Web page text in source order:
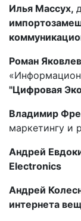
Илья Массух,
Роман
"Цифровая
Владимир
маркетингу и
Андрей
Electronics
Андрей
интернета